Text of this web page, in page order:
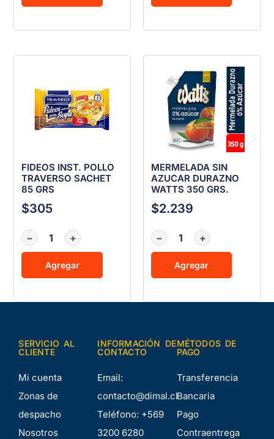
FIDEOS INST. POLLO
TRAVERSO SACHET
85 GRS
$305
− +
Agregar
MERMELADA SIN
AZUCAR DURAZNO
WATTS 350 GRS.
$2.239
− +
Agregar
SERVICIO AL
CLIENTE
Mi cuenta
Zonas de
despacho
Nosotros
INFORMACIÓN DE
CONTACTO
Email:
contacto@dimal.cl
Teléfono: +569
3200 6280
MÉTODOS DE
PAGO
Transferencia
Bancaria
Pago
Contraentrega